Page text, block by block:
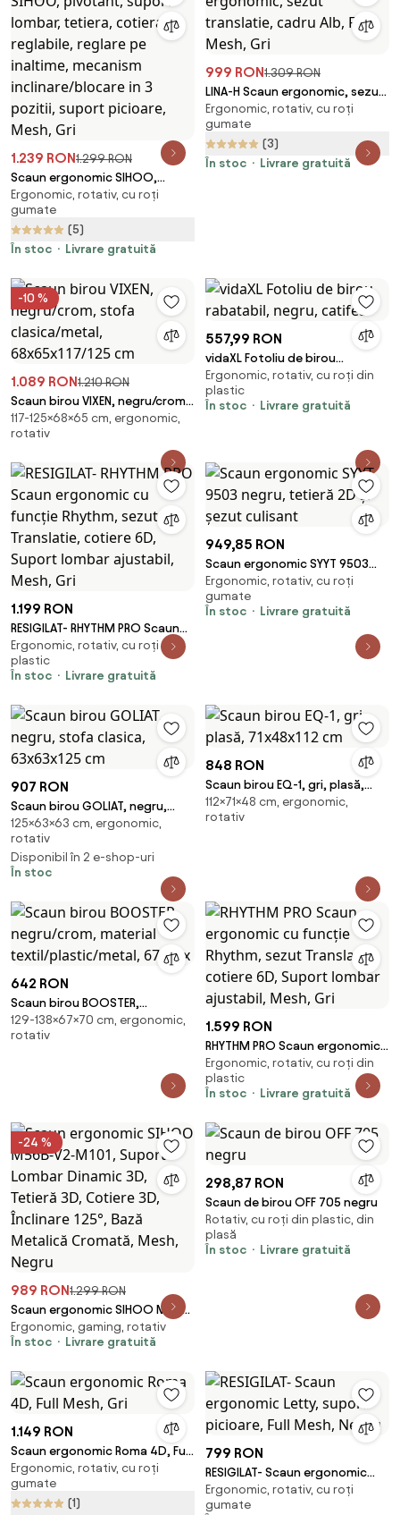
1.239 RON1.299 RON
Scaun ergonomic SIHOO,
pivotant, suport lombar,
tetiera, cotiera, reglabile,
reglare pe inaltime, mecanism
inclinare/blocare in 3 pozitii,
Ergonomic, rotativ, cu roți
gumate
(5)
În stoc
Livrare gratuită
999 RON1.309 RON
LINA-H Scaun ergonomic, sezut
translatie, cadru Alb, Full Mesh,
Gri
Ergonomic, rotativ, cu roți
gumate
(3)
În stoc
Livrare gratuită
-10 %
1.089 RON1.210 RON
Scaun birou VIXEN, negru/crom,
stofa clasica/metal,
68x65x117/125 cm
117-125×68×65 cm, ergonomic,
rotativ
557,99 RON
vidaXL Fotoliu de birou
rabatabil, negru, catifea
Ergonomic, rotativ, cu roți din
plastic
În stoc
Livrare gratuită
1.199 RON
RESIGILAT- RHYTHM PRO Scaun
ergonomic cu funcție Rhythm,
sezut Translatie, cotiere 6D,
Suport lombar ajustabil, Mesh,
Ergonomic, rotativ, cu roți din
plastic
În stoc
Livrare gratuită
949,85 RON
Scaun ergonomic SYYT 9503
negru, tetieră 2D și șezut
culisant
Ergonomic, rotativ, cu roți
gumate
În stoc
Livrare gratuită
907 RON
Scaun birou GOLIAT, negru,
stofa clasica, 63x63x125 cm
125×63×63 cm, ergonomic,
rotativ
Disponibil în 2 e-shop-uri
În stoc
848 RON
Scaun birou EQ-1, gri, plasă,
71x48x112 cm
112×71×48 cm, ergonomic,
rotativ
642 RON
Scaun birou BOOSTER,
negru/crom, material
textil/plastic/metal, 67x70x
129-138×67×70 cm, ergonomic,
rotativ
1.599 RON
RHYTHM PRO Scaun ergonomic
cu funcție Rhythm, sezut
Translatie, cotiere 6D, Suport
lombar ajustabil, Mesh, Gri
Ergonomic, rotativ, cu roți din
plastic
În stoc
Livrare gratuită
-24 %
989 RON1.299 RON
Scaun ergonomic SIHOO M56B-
V2-M101, Suport Lombar
Dinamic 3D, Tetieră 3D, Cotiere
Cromată, Mesh, Negru
Ergonomic, gaming, rotativ
În stoc
Livrare gratuită
298,87 RON
Scaun de birou OFF 705 negru
Rotativ, cu roți din plastic, din
plasă
În stoc
Livrare gratuită
1.149 RON
Scaun ergonomic Roma 4D, Full
Mesh, Gri
Ergonomic, rotativ, cu roți
gumate
(1)
799 RON
RESIGILAT- Scaun ergonomic
Letty, suport picioare, Full
Mesh, Negru
Ergonomic, rotativ, cu roți
gumate